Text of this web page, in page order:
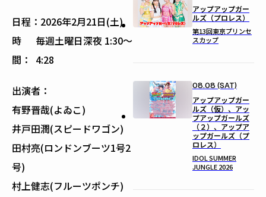
日程： 2026年2月21日(土)
時
間：
毎週土曜日深夜 1:30〜
4:28
出演者：
有野晋哉(よゐこ)
井戸田潤(スピードワゴン)
田村亮(ロンドンブーツ1号2
号)
村上健志(フルーツポンチ)
アップアップガー
ルズ（プロレス）
第13回東京プリンセ
スカップ
08.08 (SAT)
アップアップガー
ルズ（仮）、アッ
プアップガールズ
（２）、アップア
ップガールズ（プ
ロレス）
IDOL SUMMER
JUNGLE 2026